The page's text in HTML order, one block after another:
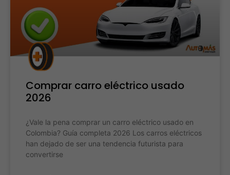
Comprar carro eléctrico usado
2026
¿Vale la pena comprar un carro eléctrico usado en
Colombia? Guía completa 2026 Los carros eléctricos
han dejado de ser una tendencia futurista para
convertirse